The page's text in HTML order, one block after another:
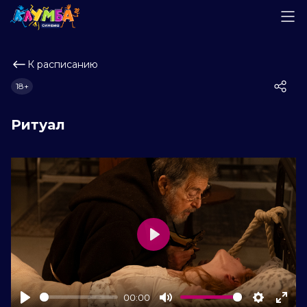
К расписанию
Ритуал
18+
00:00
Play